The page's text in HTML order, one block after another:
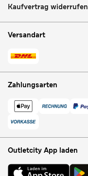
Kaufvertrag widerrufen
Versandart
Zahlungsarten
Outletcity App laden